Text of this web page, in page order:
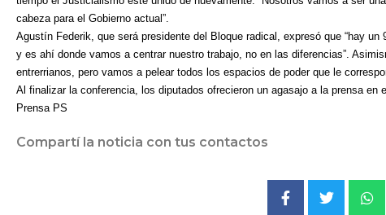
cabeza para el Gobierno actual”.
Agustín Federik, que será presidente del Bloque radical, expresó que “hay
y es ahí donde vamos a centrar nuestro trabajo, no en las diferencias”.
entrerrianos, pero vamos a pelear todos los espacios de poder que le
Al finalizar la conferencia, los diputados ofrecieron un agasajo a la prensa en
Prensa PS
Compartí la noticia con tus contactos